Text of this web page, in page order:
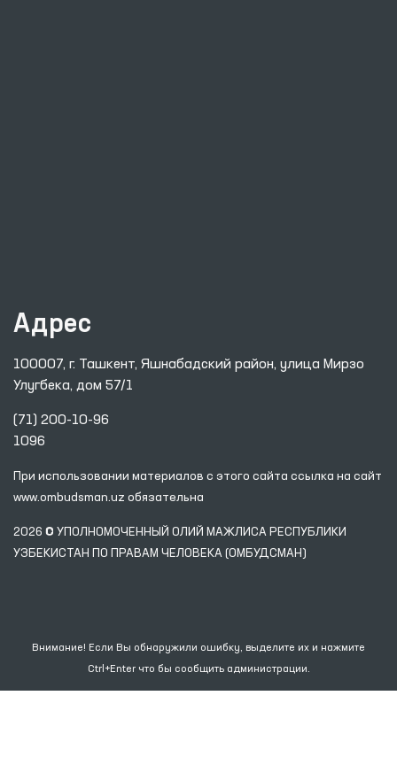
Адрес
100007, г. Ташкент, Яшнабадский район, улица Мирзо
Улугбека, дом 57/1
(71) 200-10-96
1096
При использовании материалов с этого сайта ссылка на сайт
www.ombudsman.uz обязательна
2026 © УПОЛНОМОЧЕННЫЙ ОЛИЙ МАЖЛИСА РЕСПУБЛИКИ
УЗБЕКИСТАН ПО ПРАВАМ ЧЕЛОВЕКА (ОМБУДСМАН)
Внимание! Если Вы обнаружили ошибку, выделите их и нажмите
Ctrl+Enter что бы сообщить администрации.